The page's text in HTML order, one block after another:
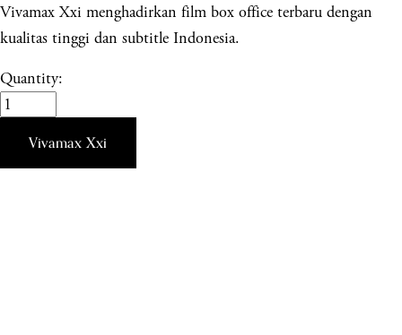
Vivamax Xxi menghadirkan film box office terbaru dengan
kualitas tinggi dan subtitle Indonesia.
Quantity:
Vivamax Xxi